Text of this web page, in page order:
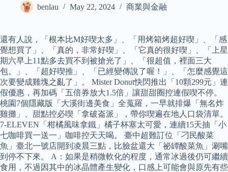
benlau May 22, 2024 商業與金融
還有人說，「根本比M好喫太多」、「用烤箱烤超好喫」、「感
覺想買了」、「真的，非常好喫」、「它真的很好喫」、「上星
期六早上11點多去買不到被搶光了」、「很超值，裡面三大
包。」、「超好喫推」、「已經變傳說了喔！」、「怎麼感覺這
次要變成雞塊之亂了」。 Mister Donut快閃推出「10顆299元」連
假優惠，再加碼「五倍券放大1.5倍」讓甜甜圈控連假喫不停。
桃園7個隱藏版「大溪街邊美食」全蒐羅，一早就排爆「無名炸
雞攤」、甜點控必喫「拿破崙派」，帶你喫遍在地人口袋清單。
7-ELEVEN「柑橘風味拿鐵」橘子杯塞太可愛，連續15天抽「小
七咖啡買一送一」咖啡控天天喝。 臺中超難訂位「刁民酸菜
魚」臺北一號店開到凌晨三點，比臉盆還大「祕罈酸菜魚」涮嘴
到停不下來。 A：如果是稍微軟化的程度，通常冰過後仍可繼續
食用，不過因其中的冰晶體產生變化，口感上可能會與原先有些